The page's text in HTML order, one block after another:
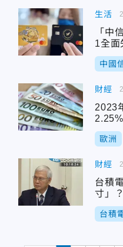
生活
「中
1全面
中國
財經
2023
歐洲
財經
台積
寸」
台積